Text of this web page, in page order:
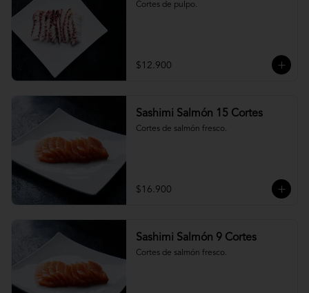
Cortes de pulpo.
$12.900
Sashimi Salmón 15 Cortes
Cortes de salmón fresco.
$16.900
Sashimi Salmón 9 Cortes
Cortes de salmón fresco.